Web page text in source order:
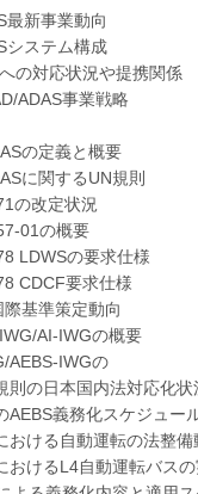
新事業動向
ステム構成
対応状況や提携関係
事業戦略
の定義と概要
に関するUN規則
の改定状況
01の概要
LDWSの要求仕様
CDCF要求仕様
基準策定動向
AI-IWGの概要
IWGの
の日本国内法対応化状
義務化スケジュー
ける自動運転の法整備
けるL4自動運転バスの